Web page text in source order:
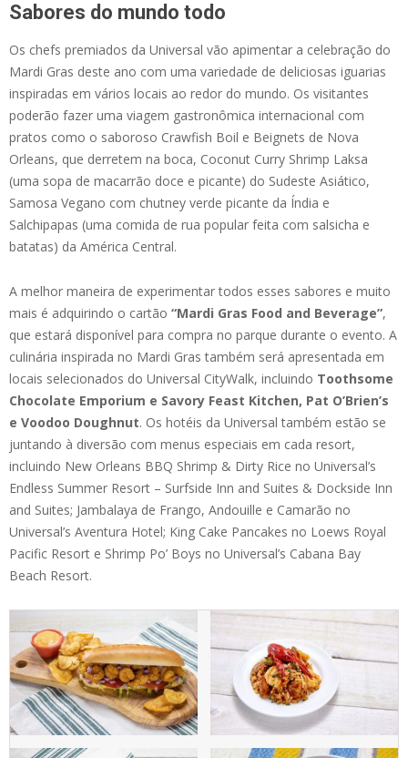
Sabores do mundo todo
Os chefs premiados da Universal vão apimentar a celebração do
Mardi Gras deste ano com uma variedade de deliciosas iguarias
inspiradas em vários locais ao redor do mundo. Os visitantes
poderão fazer uma viagem gastronômica internacional com
pratos como o saboroso Crawfish Boil e Beignets de Nova
Orleans, que derretem na boca, Coconut Curry Shrimp Laksa
(uma sopa de macarrão doce e picante) do Sudeste Asiático,
Samosa Vegano com chutney verde picante da Índia e
Salchipapas (uma comida de rua popular feita com salsicha e
batatas) da América Central.
A melhor maneira de experimentar todos esses sabores e muito
mais é adquirindo o cartão “Mardi Gras Food and Beverage”,
que estará disponível para compra no parque durante o evento. A
culinária inspirada no Mardi Gras também será apresentada em
locais selecionados do Universal CityWalk, incluindo Toothsome
Chocolate Emporium e Savory Feast Kitchen, Pat O’Brien’s
e Voodoo Doughnut. Os hotéis da Universal também estão se
juntando à diversão com menus especiais em cada resort,
incluindo New Orleans BBQ Shrimp & Dirty Rice no Universal’s
Endless Summer Resort – Surfside Inn and Suites & Dockside Inn
and Suites; Jambalaya de Frango, Andouille e Camarão no
Universal’s Aventura Hotel; King Cake Pancakes no Loews Royal
Pacific Resort e Shrimp Po’ Boys no Universal’s Cabana Bay
Beach Resort.